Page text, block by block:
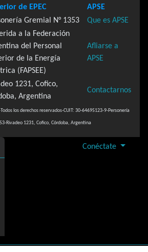
de EPEC
APSE
Gremial N° 1353
Que es APSE
a la Federación
del Personal
de la Energía
(FAPSEE)
Afliarse a
APSE
1231, Cofico,
Argentina
Contactarnos
los derechos reservados-CUIT: 30-64695123-9-Personería
Rivadeo 1231, Cofico, Córdoba, Argentina
Conéctate